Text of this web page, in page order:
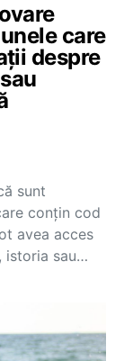
care
despre
sunt
conţin cod
avea acces
istoria sau…